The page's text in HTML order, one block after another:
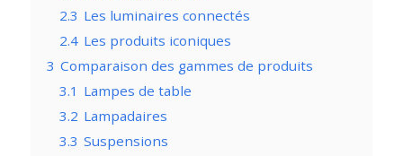
2.3 Les luminaires connectés
2.4 Les produits iconiques
3 Comparaison des gammes de produits
3.1 Lampes de table
3.2 Lampadaires
3.3 Suspensions